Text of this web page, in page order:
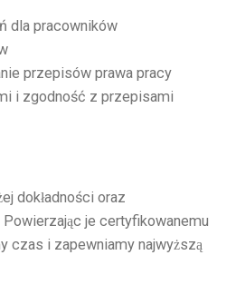
dla pracowników
przepisów prawa pracy
i zgodność z przepisami
dokładności oraz
je certyfikowanemu
czas i zapewniamy najwyższą